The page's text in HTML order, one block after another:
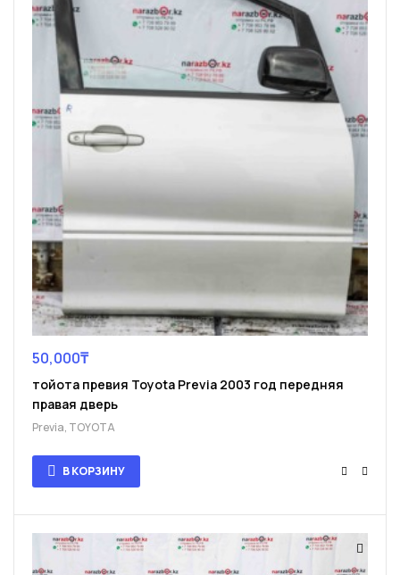
50,000₸
тойота превия Toyota Previa 2003 год передняя
правая дверь
Previa, TOYOTA
В КОРЗИНУ